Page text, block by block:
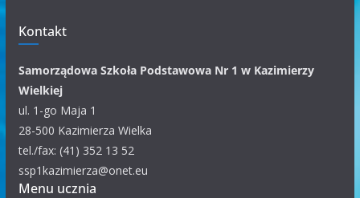
m
k
a
t
e
g
o
r
i
Kontakt
Samorządowa Szkoła Podstawowa Nr 1 w Kazimierzy
Wielkiej
ul. 1-go Maja 1
28-500 Kazimierza Wielka
tel./fax: (41) 352 13 52
ssp1kazimierza@onet.eu
Menu ucznia